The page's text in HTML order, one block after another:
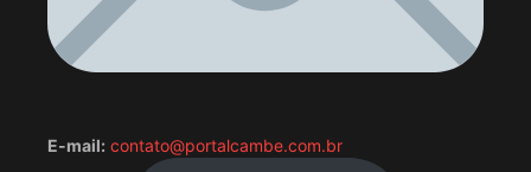
E-mail: contato@portalcambe.com.br